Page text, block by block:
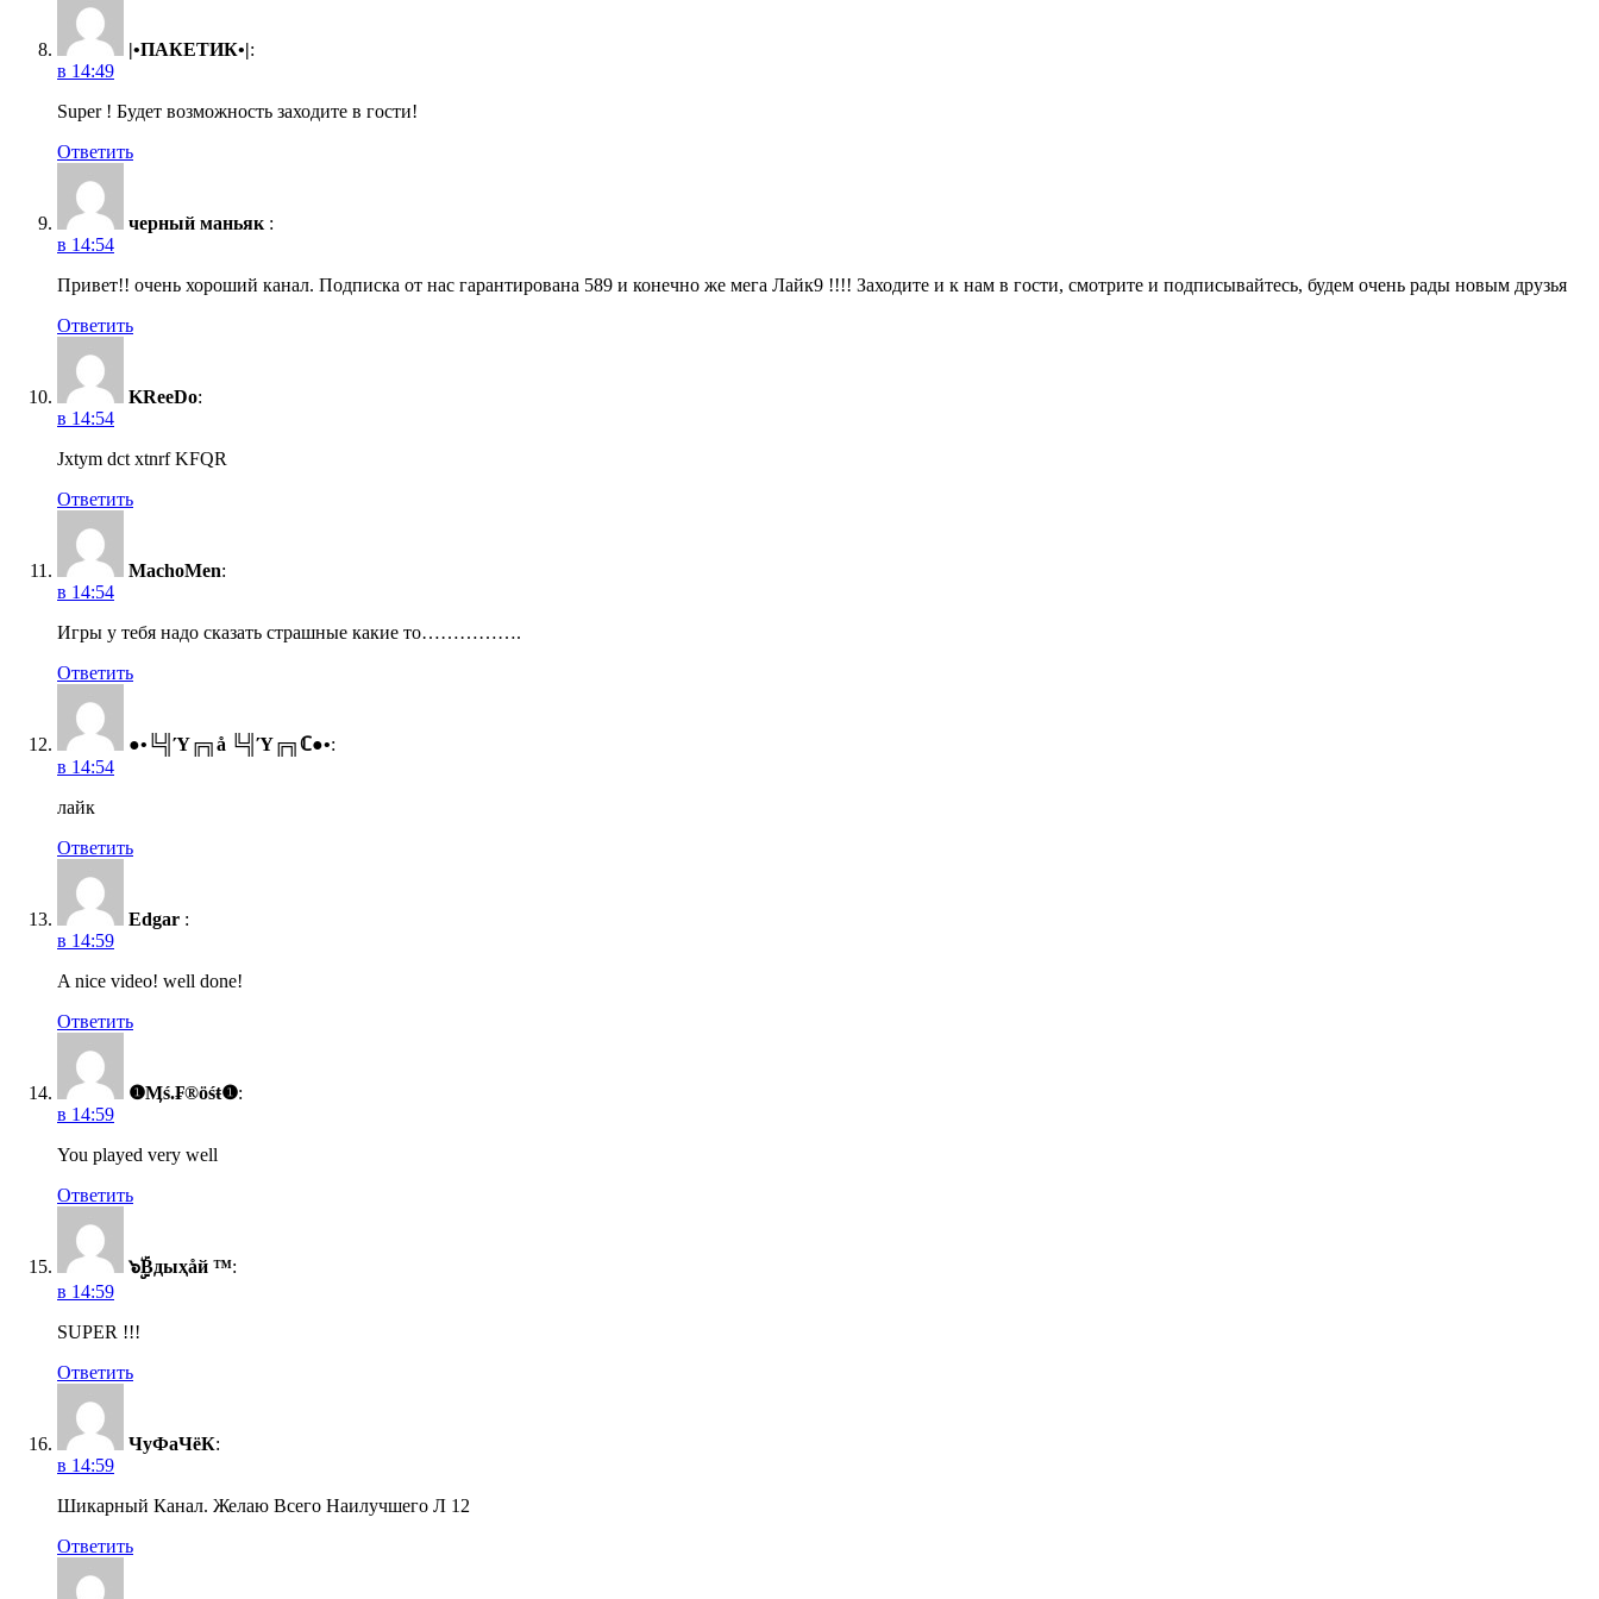
|•ПАКЕТИК•|:
в 14:49
Super ! Будет возможность заходите в гости!
Ответить
черный маньяк :
в 14:54
Привет!! очень хороший канал. Подписка от нас гарантирована 589 и конечно же мега Лайк9 !!!! Заходите и к нам в гости, смотрите и подписывайтесь, будем очень рады новым друзья
Ответить
KReeDo:
в 14:54
Jxtym dct xtnrf KFQR
Ответить
MachoMen:
в 14:54
Игры у тебя надо сказать страшные какие то…………….
Ответить
●•╚╣Ύ╔╗å ╚╣Ύ╔╗ℂ●•:
в 14:54
лайк
Ответить
Edgar :
в 14:59
A nice video! well done!
Ответить
❶Ӎś.₣®ӧśŧ❶:
в 14:59
You played very well
Ответить
๖ۣۣۜBдыҳåй ™:
в 14:59
SUPER !!!
Ответить
ЧуФаЧёК:
в 14:59
Шикарный Канал. Желаю Всего Наилучшего Л 12
Ответить